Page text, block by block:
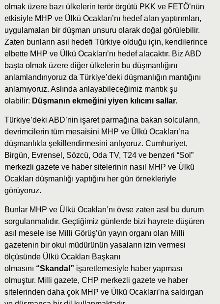
olmak üzere bazı ülkelerin terör örgütü PKK ve FETÖ’nün
etkisiyle MHP ve Ülkü Ocakları’nı hedef alan yaptırımları,
uygulamaları bir düşman unsuru olarak doğal görülebilir.
Zaten bunların asıl hedefi Türkiye olduğu için, kendilerince
elbette MHP ve Ülkü Ocakları’nı hedef alacaktır. Biz ABD
başta olmak üzere diğer ülkelerin bu düşmanlığını
anlamlandırıyoruz da Türkiye’deki düşmanlığın mantığını
anlamıyoruz. Aslında anlayabileceğimiz mantık şu
olabilir: Düşmanın ekmeğini yiyen kılıcını sallar.
Türkiye’deki ABD’nin işaret parmağına bakan solcuların,
devrimcilerin tüm mesaisini MHP ve Ülkü Ocakları’na
düşmanlıkla şekillendirmesini anlıyoruz. Cumhuriyet,
Birgün, Evrensel, Sözcü, Oda TV, T24 ve benzeri “Sol”
merkezli gazete ve haber sitelerinin nasıl MHP ve Ülkü
Ocakları düşmanlığı yaptığını her gün örnekleriyle
görüyoruz.
Bunlar MHP ve Ülkü Ocakları’nı övse zaten asıl bu durum
sorgulanmalıdır. Geçtiğimiz günlerde bizi hayrete düşüren
asıl mesele ise Milli Görüş’ün yayın organı olan Milli
gazetenin bir okul müdürünün yasaların izin vermesi
ölçüsünde Ülkü Ocakları Başkanı
olmasını “Skandal” işaretlemesiyle haber yapması
olmuştur. Milli gazete, CHP merkezli gazete ve haber
sitelerinden daha çok MHP ve Ülkü Ocakları’na saldırgan